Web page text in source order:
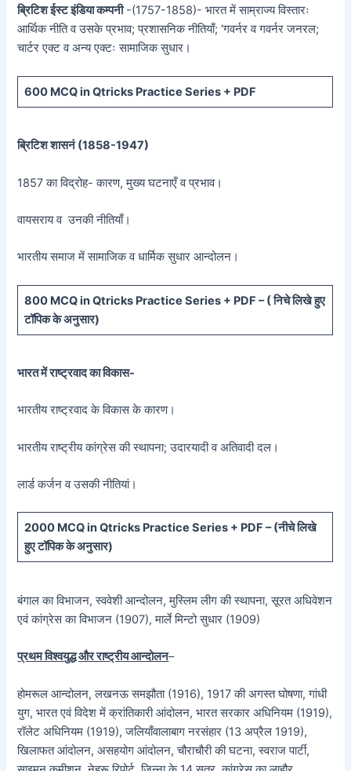
ब्रिटिश ईस्ट इंडिया कम्पनी-(1757-1858)- भारत में साम्राज्य विस्तारः
आर्थिक नीति व उसके प्रभाव; प्रशासनिक नीतियाँ; ‘गवर्नर व गवर्नर जनरल;
चार्टर एक्ट व अन्य एक्टः सामाजिक सुधार।
600 MCQ in Qtricks Practice Series + PDF
ब्रिटिश शासनं (1858-1947)
1857 का विद्रोह- कारण, मुख्य घटनाएँ व प्रभाव।
वायसराय व उनकी नीतियाँ।
भारतीय समाज में सामाजिक व धार्मिक सुधार आन्दोलन।
800 MCQ in Qtricks Practice Series + PDF – (निचे लिखे हुए
टॉपिक के अनुसार)
भारत में राष्ट्रवाद का विकास-
भारतीय राष्ट्रवाद के विकास के कारण।
भारतीय राष्ट्रीय कांग्रेस की स्थापना; उदारयादी व अतिवादी दल।
लार्ड कर्जन व उसकी नीतियां।
2000 MCQ in Qtricks Practice Series + PDF – (नीचेलिखे
हुए टॉपिक के अनुसार)
बंगाल का विभाजन, स्ववेशी आन्दोलन, मुस्लिम लीग की स्थापना, सूरत अधिवेशन
एवं कांग्रेस का विभाजन (1907), मार्ले मिन्टो सुधार (1909)
प्रथम विश्वयुद्ध और राष्ट्रीय आन्दोलन–
होमरूल आन्दोलन, लखनऊ समझौता (1916), 1917 की अगस्त घोषणा, गांधी
युग, भारत एवं विदेश में क्रांतिकारी आंदोलन, भारत सरकार अधिनियम (1919),
रॉलेट अधिनियम (1919), जलियाँवालाबाग नरसंहार (13 अप्रैल 1919),
खिलाफत आंदोलन, असहयोग आंदोलन, चौराचौरी की घटना, स्वराज पार्टी,